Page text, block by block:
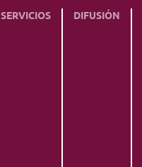
SERVICIOS DIFUSIÓN